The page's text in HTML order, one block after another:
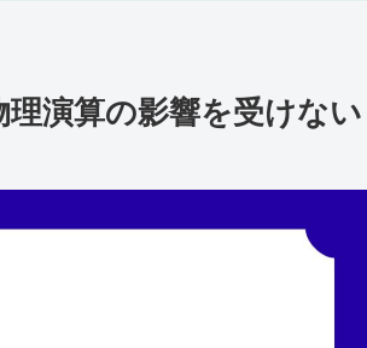
演算の影響を受けない